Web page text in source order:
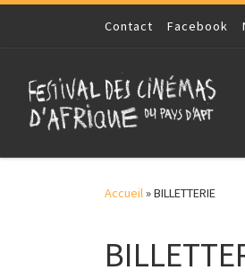
Skip to contentContact Facebook
Accueil»BILLETTERIE